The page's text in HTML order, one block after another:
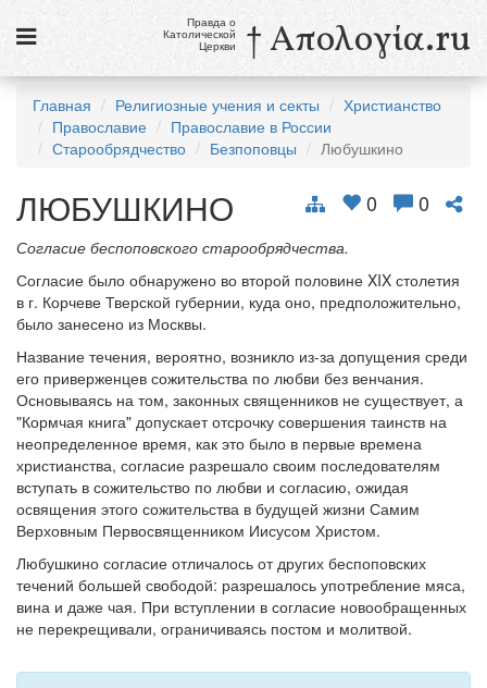
Новости
Галерея
Ссылки
Религиозные учения и секты, справочник
10 августа
Св. Лаврентий, диакон и мученик
см. календарь
Обратная связь
mail@apologia.ru
Отправить сообщение
Правда о
Католической
Церкви † Απολογία.ru
Главная Религиозные учения и секты
Христианство
Православие
Православие в России
Старообрядчество
Безпоповцы Любушкино
0 0
ЛЮБУШКИНО
Согласие беспоповского старообрядчества.
Согласие было обнаружено во второй половине XIX столетия
в г. Корчеве Тверской губернии, куда оно, предположительно,
было занесено из Москвы.
Название течения, вероятно, возникло из-за допущения среди
его приверженцев сожительства по любви без венчания.
Основываясь на том, законных священников не существует, а
"Кормчая книга" допускает отсрочку совершения таинств на
неопределенное время, как это было в первые времена
христианства, согласие разрешало своим последователям
вступать в сожительство по любви и согласию, ожидая
освящения этого сожительства в будущей жизни Самим
Верховным Первосвященником Иисусом Христом.
Любушкино согласие отличалось от других беспоповских
течений большей свободой: разрешалось употребление мяса,
вина и даже чая. При вступлении в согласие новообращенных
не перекрещивали, ограничиваясь постом и молитвой.